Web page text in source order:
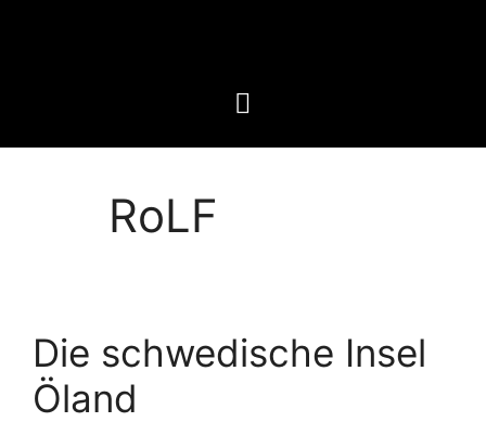
RoLF
Die schwedische Insel
Öland